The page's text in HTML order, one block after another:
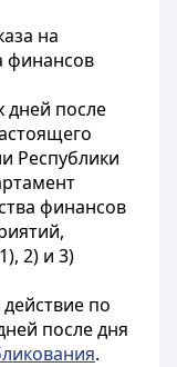
на
финансов
дней после
Республики
финансов
2) и 3)
по
после дня
.